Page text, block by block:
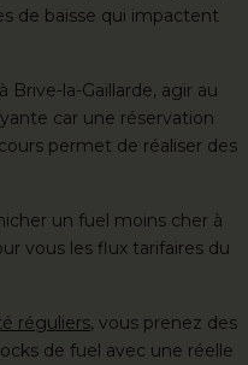
de baisse qui impactent
Brive-la-Gaillarde, agir au
car une réservation
permet de réaliser des
un fuel moins cher à
vous les flux tarifaires du
réguliers, vous prenez des
de fuel avec une réelle